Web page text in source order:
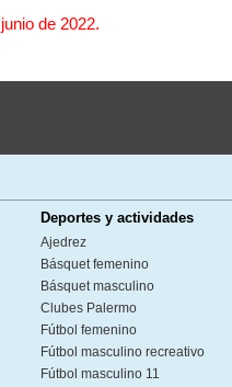
de 2022.
Deportes y actividades
Ajedrez
Básquet femenino
Básquet masculino
Clubes Palermo
Fútbol femenino
Fútbol masculino recreativo
Fútbol masculino 11